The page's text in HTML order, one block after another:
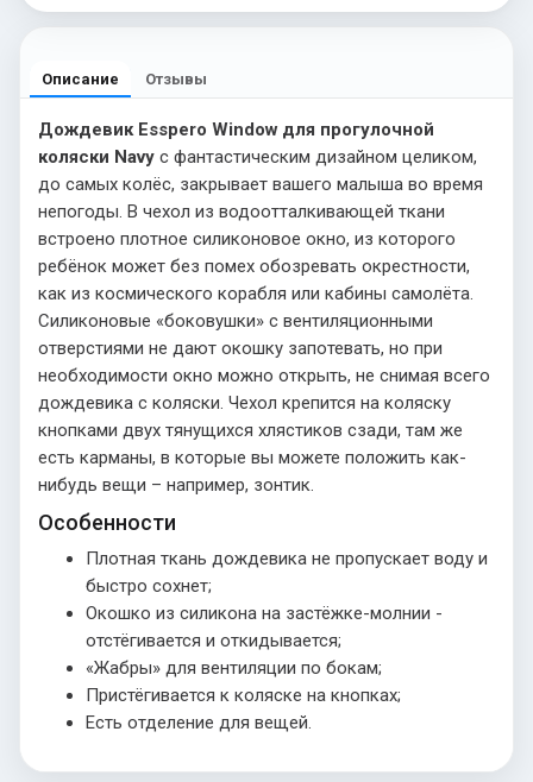
Описание Отзывы
Дождевик Esspero Window для прогулочной
коляски Navy с фантастическим дизайном целиком,
до самых колёс, закрывает вашего малыша во время
непогоды. В чехол из водоотталкивающей ткани
встроено плотное силиконовое окно, из которого
ребёнок может без помех обозревать окрестности,
как из космического корабля или кабины самолёта.
Силиконовые «боковушки» с вентиляционными
отверстиями не дают окошку запотевать, но при
необходимости окно можно открыть, не снимая всего
дождевика с коляски. Чехол крепится на коляску
кнопками двух тянущихся хлястиков сзади, там же
есть карманы, в которые вы можете положить как-
нибудь вещи – например, зонтик.
Особенности
Плотная ткань дождевика не пропускает воду и
быстро сохнет;
Окошко из силикона на застёжке-молнии -
отстёгивается и откидывается;
«Жабры» для вентиляции по бокам;
Пристёгивается к коляске на кнопках;
Есть отделение для вещей.